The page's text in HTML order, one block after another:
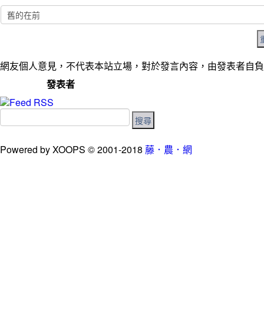
網友個人意見，不代表本站立場，對於發言內容，由發表者自
發表者
Powered by XOOPS © 2001-2018 藤．農．網